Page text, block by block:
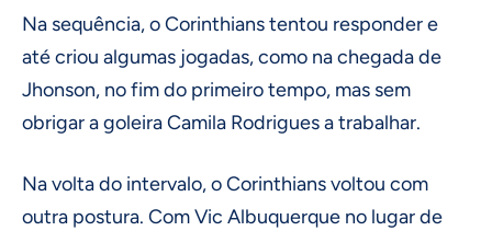
Na sequência, o Corinthians tentou responder e
até criou algumas jogadas, como na chegada de
Jhonson, no fim do primeiro tempo, mas sem
obrigar a goleira Camila Rodrigues a trabalhar.
Na volta do intervalo, o Corinthians voltou com
outra postura. Com Vic Albuquerque no lugar de